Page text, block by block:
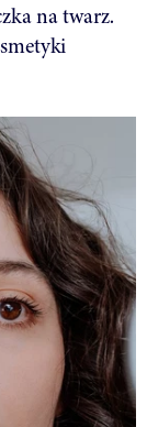
na twarz.